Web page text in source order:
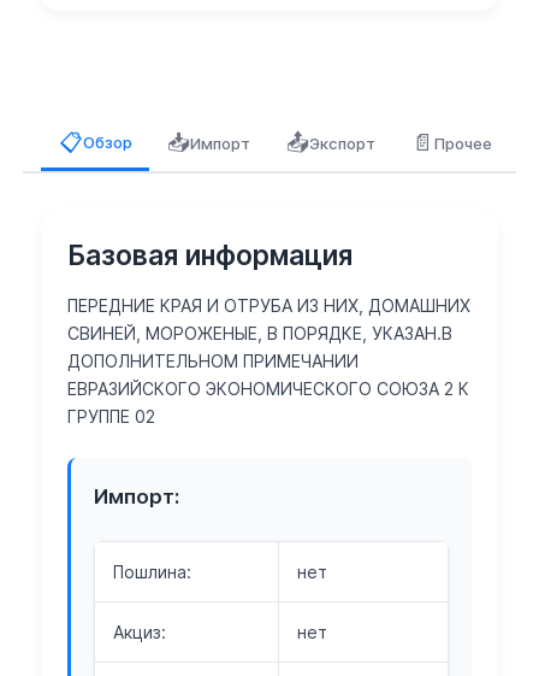
📋Обзор 📥Импорт 📤Экспорт 📄Прочее
Базовая информация
ПЕРЕДНИЕ КРАЯ И ОТРУБА ИЗ НИХ, ДОМАШНИХ
СВИНЕЙ, МОРОЖЕНЫЕ, В ПОРЯДКЕ, УКАЗАН.В
ДОПОЛНИТЕЛЬНОМ ПРИМЕЧАНИИ
ЕВРАЗИЙСКОГО ЭКОНОМИЧЕСКОГО СОЮЗА 2 К
ГРУППЕ 02
Импорт:
Пошлина: нет
Акциз: нет